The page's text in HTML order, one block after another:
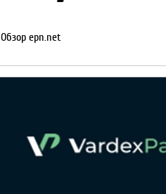
Обзор epn.net